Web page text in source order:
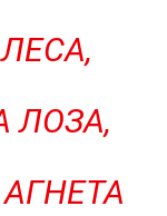
ЛОЗА,